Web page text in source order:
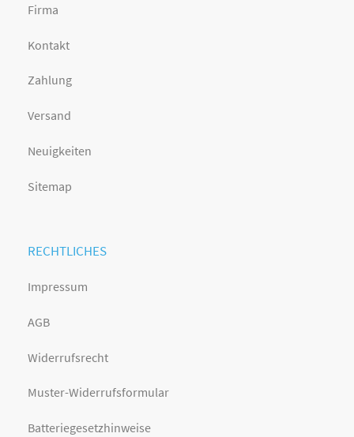
Firma
Kontakt
Zahlung
Versand
Neuigkeiten
Sitemap
RECHTLICHES
Impressum
AGB
Widerrufsrecht
Muster-Widerrufsformular
Batteriegesetzhinweise